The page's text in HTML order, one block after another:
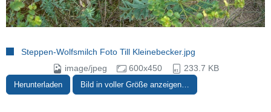
Steppen-Wolfsmilch Foto Till Kleinebecker.jpg
image/jpeg
600x450 233.7 KB
Herunterladen Bild in voller Größe anzeigen…